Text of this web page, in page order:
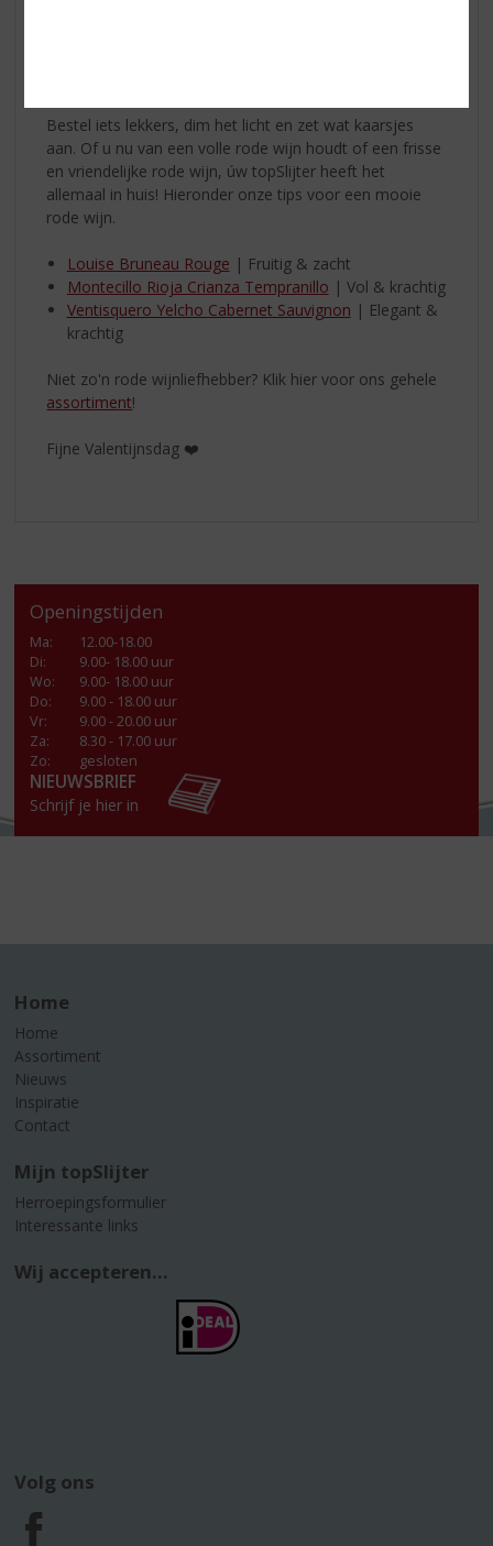
Bestel iets lekkers, dim het licht en zet wat kaarsjes
aan. Of u nu van een volle rode wijn houdt of een frisse
en vriendelijke rode wijn, úw topSlijter heeft het
allemaal in huis! Hieronder onze tips voor een mooie
rode wijn.
Louise Bruneau Rouge | Fruitig & zacht
Montecillo Rioja Crianza Tempranillo | Vol & krachtig
Ventisquero Yelcho Cabernet Sauvignon | Elegant &
krachtig
Niet zo'n rode wijnliefhebber? Klik hier voor ons gehele
assortiment!
Fijne Valentijnsdag ❤️
Openingstijden
Ma:
12.00-18.00
Di:
9.00- 18.00 uur
Wo:
9.00- 18.00 uur
Do:
9.00 - 18.00 uur
Vr:
9.00 - 20.00 uur
Za:
8.30 - 17.00 uur
Zo:
gesloten
NIEUWSBRIEF
Schrijf je hier in
Home
Home
Assortiment
Nieuws
Inspiratie
Contact
Mijn topSlijter
Herroepingsformulier
Interessante links
Wij accepteren...
Volg ons
F